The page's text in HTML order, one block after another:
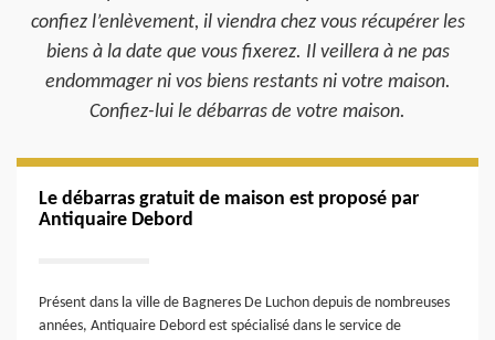
confiez l’enlèvement, il viendra chez vous récupérer les
biens à la date que vous fixerez. Il veillera à ne pas
endommager ni vos biens restants ni votre maison.
Confiez-lui le débarras de votre maison.
Le débarras gratuit de maison est proposé par
Antiquaire Debord
Présent dans la ville de Bagneres De Luchon depuis de nombreuses
années, Antiquaire Debord est spécialisé dans le service de